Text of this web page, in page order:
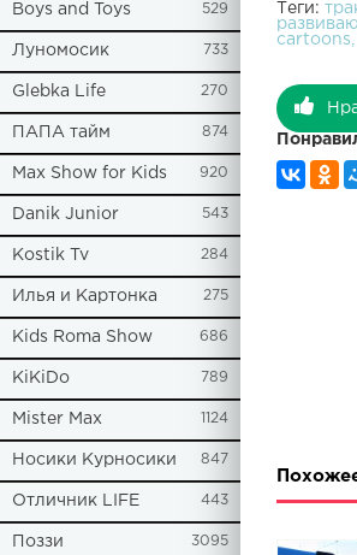
Boys and Toys 529
Луномосик 733
Glebka Life 270
ПАПА тайм 874
Max Show for Kids 920
Danik Junior 543
Kostik Tv 284
Илья и Картонка 275
Kids Roma Show 686
KiKiDo 789
Mister Max 1124
Носики Курносики 847
Отличник LIFE 443
Поззи 3095
Теги:
cartoons